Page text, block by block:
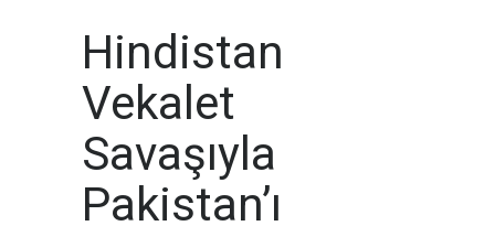
Hindistan
Vekalet
Savaşıyla
Pakistan’ı